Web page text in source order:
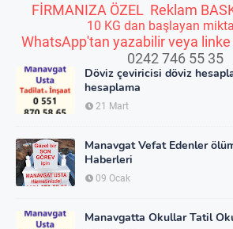
FİRMANIZA ÖZEL Reklam
10 KG dan başlayan
WhatsApp'tan yazabilir veya linke
0242 746 55 35
Döviz çeviricisi döviz
hesaplama
21 Mart
Manavgat Vefat Edenler
Haberleri
09 Ocak
Manavgatta Okullar Tatil